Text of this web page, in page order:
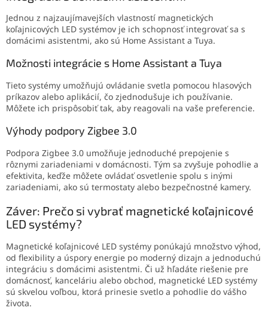
Jednou z najzaujímavejších vlastností magnetických
koľajnicových LED systémov je ich schopnosť integrovať sa s
domácimi asistentmi, ako sú Home Assistant a Tuya.
Možnosti integrácie s Home Assistant a Tuya
Tieto systémy umožňujú ovládanie svetla pomocou hlasových
príkazov alebo aplikácií, čo zjednodušuje ich používanie.
Môžete ich prispôsobiť tak, aby reagovali na vaše preferencie.
Výhody podpory Zigbee 3.0
Podpora Zigbee 3.0 umožňuje jednoduché prepojenie s
rôznymi zariadeniami v domácnosti. Tým sa zvyšuje pohodlie a
efektivita, keďže môžete ovládať osvetlenie spolu s inými
zariadeniami, ako sú termostaty alebo bezpečnostné kamery.
Záver: Prečo si vybrať magnetické koľajnicové
LED systémy?
Magnetické koľajnicové LED systémy ponúkajú množstvo výhod,
od flexibility a úspory energie po moderný dizajn a jednoduchú
integráciu s domácimi asistentmi. Či už hľadáte riešenie pre
domácnosť, kanceláriu alebo obchod, magnetické LED systémy
sú skvelou voľbou, ktorá prinesie svetlo a pohodlie do vášho
života.